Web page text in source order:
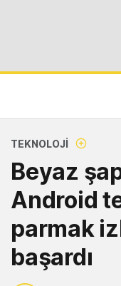
TEKNOLOJI
Beyaz
Android
parmak
başardı